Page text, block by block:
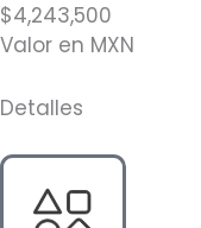
$4,243,500
Valor en MXN
Detalles